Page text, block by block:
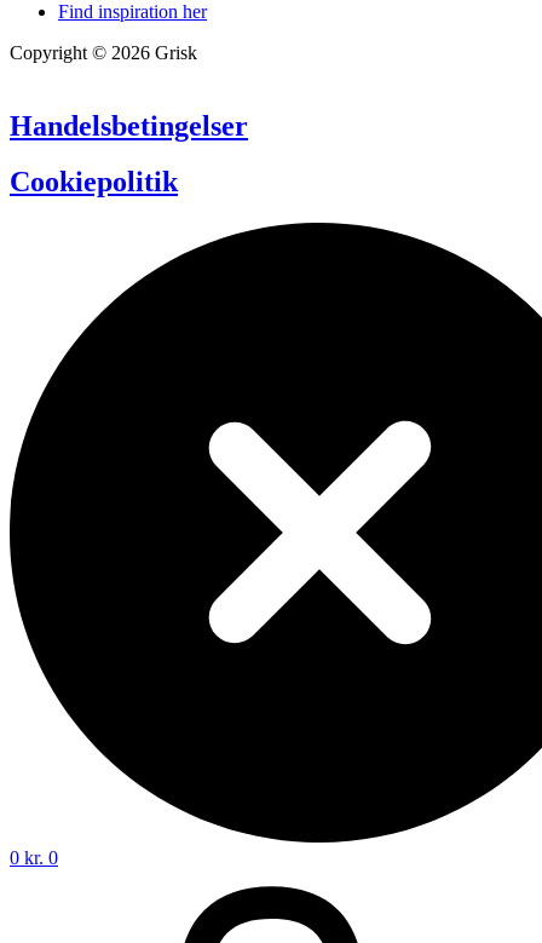
Find inspiration her
Copyright © 2026 Grisk
Handelsbetingelser
Cookiepolitik
0 kr. 0